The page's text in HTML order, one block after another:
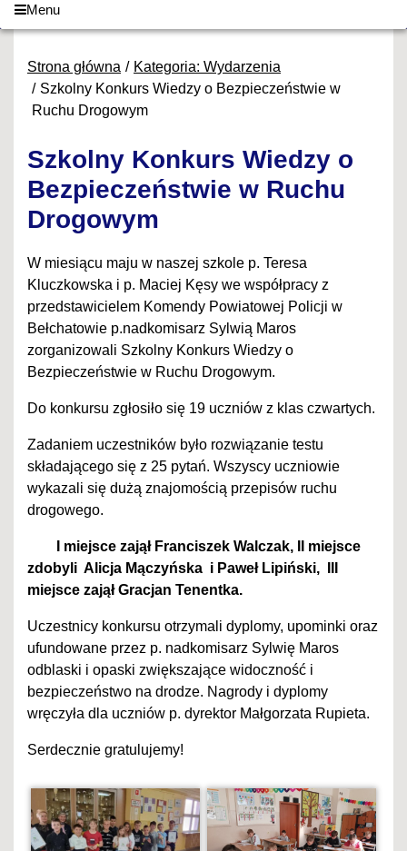
Menu
Strona główna
Kategoria: Wydarzenia
Szkolny Konkurs Wiedzy o Bezpieczeństwie w
Ruchu Drogowym
Szkolny Konkurs Wiedzy o
Bezpieczeństwie w Ruchu
Drogowym
W miesiącu maju w naszej szkole p. Teresa
Kluczkowska i p. Maciej Kęsy we współpracy z
przedstawicielem Komendy Powiatowej Policji w
Bełchatowie p.nadkomisarz Sylwią Maros
zorganizowali Szkolny Konkurs Wiedzy o
Bezpieczeństwie w Ruchu Drogowym.
Do konkursu zgłosiło się 19 uczniów z klas czwartych.
Zadaniem uczestników było rozwiązanie testu
składającego się z 25 pytań. Wszyscy uczniowie
wykazali się dużą znajomością przepisów ruchu
drogowego.
I miejsce zajął Franciszek Walczak, II miejsce
zdobyli Alicja Mączyńska i Paweł Lipiński, III
miejsce zajął Gracjan Tenentka.
Uczestnicy konkursu otrzymali dyplomy, upominki oraz
ufundowane przez p. nadkomisarz Sylwię Maros
odblaski i opaski zwiększające widoczność i
bezpieczeństwo na drodze. Nagrody i dyplomy
wręczyła dla uczniów p. dyrektor Małgorzata Rupieta.
Serdecznie gratulujemy!